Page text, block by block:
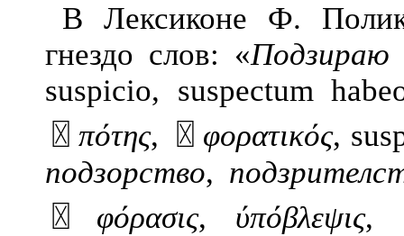
В Лексиконе Ф.
гнездо слов: «Подзираю
suspicio, suspectum
〿πότης, 〿 φορατικός,
подзорство,
〿 φόρασις, ύπόβλεψις,